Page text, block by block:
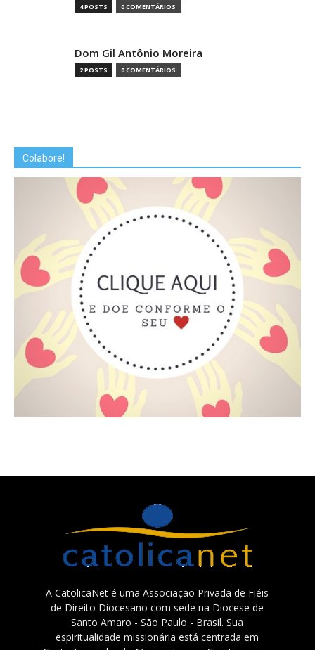
4 POSTS 0 COMENTÁRIOS
Dom Gil Antônio Moreira
2 POSTS 0 COMENTÁRIOS
Colabore!
A CatolicaNet é uma Associação Privada de Fiéis
de Direito Diocesano com sede na Diocese de
Santo Amaro - São Paulo - Brasil. Sua
espiritualidade missionária está centrada em